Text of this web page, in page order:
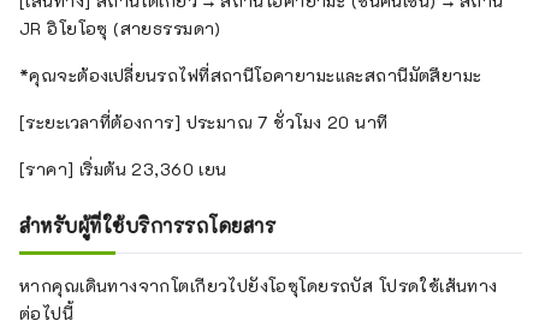
JR อิโยโอซุ (สายธรรมดา)
*คุณจะต้องเปลี่ยนรถไฟที่สถานีโอคายามะและสถานีมัตสึยามะ
[ระยะเวลาที่ต้องการ] ประมาณ 7 ชั่วโมง 20 นาที
[ราคา] เริ่มต้น 23,360 เยน
สำหรับผู้ที่ใช้บริการรถโดยสาร
หากคุณเดินทางจากโตเกียวไปยังโอซุโดยรถบัส โปรดใช้เส้นทาง
ต่อไปนี้